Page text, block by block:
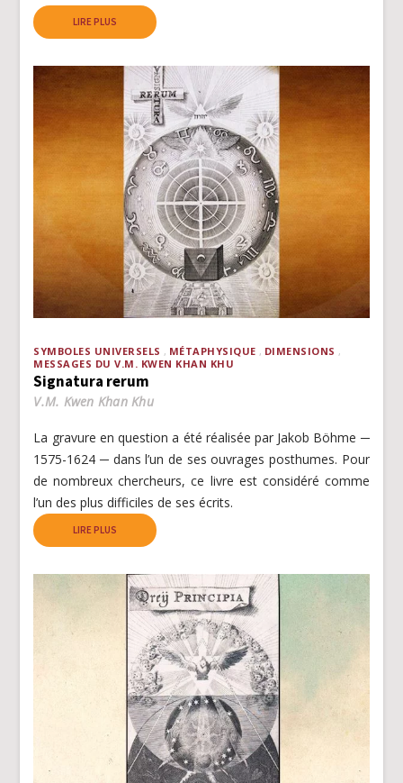
LIRE PLUS
SYMBOLES UNIVERSELS MÉTAPHYSIQUE
DIMENSIONS
MESSAGES DU V.M. KWEN KHAN KHU
Signatura rerum
V.M. Kwen Khan Khu
La gravure en question a été réalisée par Jakob Böhme ─
1575-1624 ─ dans l’un de ses ouvrages posthumes. Pour
de nombreux chercheurs, ce livre est considéré comme
l’un des plus difficiles de ses écrits.
LIRE PLUS